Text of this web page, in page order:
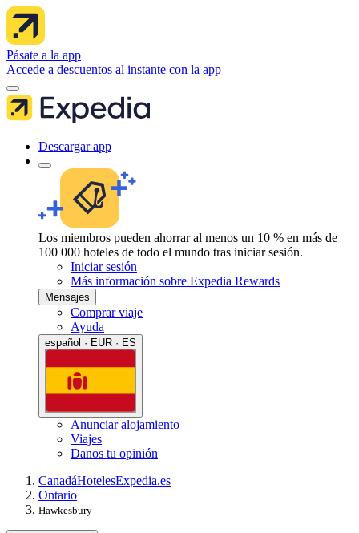
Pásate a la app
Accede a descuentos al instante con la app
Descargar app
Los miembros pueden ahorrar al menos un 10 % en más de
100 000 hoteles de todo el mundo tras iniciar sesión.
Iniciar sesión
Más información sobre Expedia Rewards
Mensajes
Comprar viaje
Ayuda
español · EUR · ES
Anunciar alojamiento
Viajes
Danos tu opinión
CanadáHotelesExpedia.es
Ontario
Hawkesbury